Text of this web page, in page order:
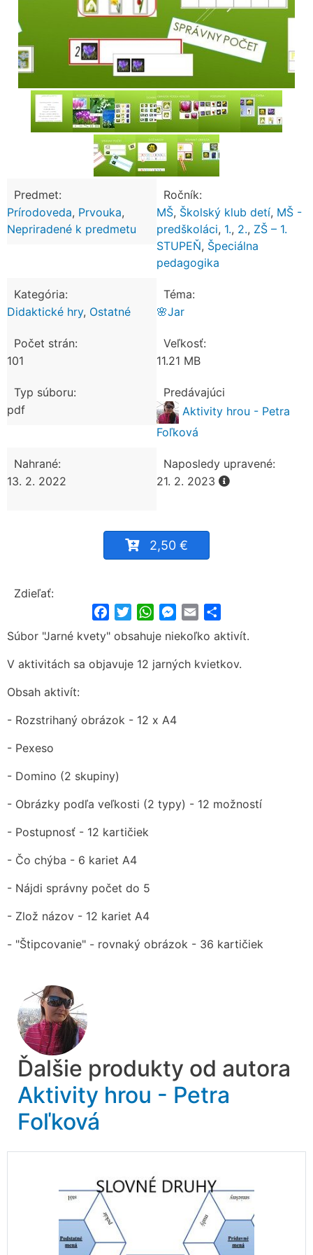
Predmet:
Prírodoveda, Prvouka,
Nepriradené k predmetu
Ročník:
MŠ, Školský klub detí, MŠ -
predškoláci, 1., 2., ZŠ – 1.
STUPEŇ, Špeciálna
pedagogika
Kategória:
Didaktické hry, Ostatné
Téma:
🌸Jar
Počet strán:
101
Veľkosť:
11.21 MB
Typ súboru:
pdf
Predávajúci
Aktivity hrou - Petra
Foľková
Nahrané:
13. 2. 2022
Naposledy upravené:
21. 2. 2023
2,50 €
Zdieľať:
FacebookTwitterWhatsApp
Messenger
Email
Súbor "Jarné kvety" obsahuje niekoľko aktivít.
V aktivitách sa objavuje 12 jarných kvietkov.
Obsah aktivít:
- Rozstrihaný obrázok - 12 x A4
- Pexeso
- Domino (2 skupiny)
- Obrázky podľa veľkosti (2 typy) - 12 možností
- Postupnosť - 12 kartičiek
- Čo chýba - 6 kariet A4
- Nájdi správny počet do 5
- Zlož názov - 12 kariet A4
- "Štipcovanie" - rovnaký obrázok - 36 kartičiek
Ďalšie produkty od autora
Aktivity hrou - Petra
Foľková